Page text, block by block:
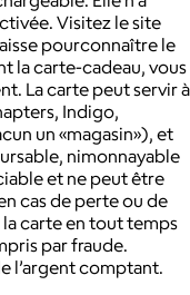
Visitez le site
pourconnaître le
la carte-cadeau, vous
La carte peut servir à
Indigo,
un «magasin»), et
nimonnayable
et ne peut être
cas de perte ou de
carte en tout temps
par fraude.
l’argent comptant.